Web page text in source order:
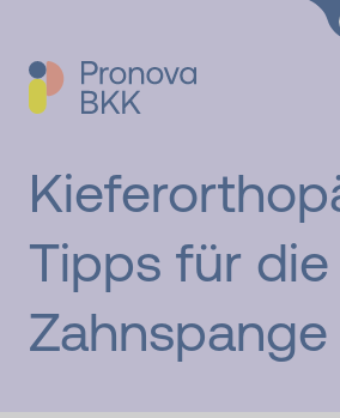
Zum
Tipps für die
Zahnspange